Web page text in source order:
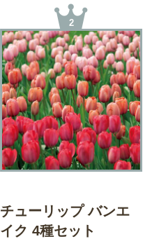
2
チューリップ バンエ
イク 4種セット